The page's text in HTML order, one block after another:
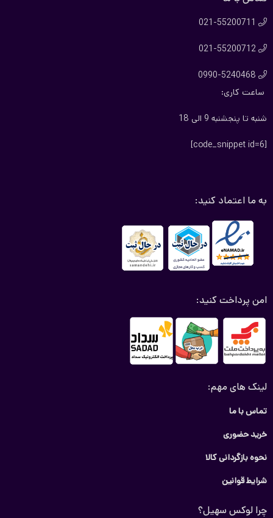

021-55200711

021-55200712

0990-5240468
ساعت کاری:
شنبه تا پنجشنبه 9 الی 18
[code_snippet id=6]
به ما اعتماد کنید:
امن پرداخت کنید:
لینک های مهم:
تماس با ما
خرید حضوری
نحوه بازگردانی کالا
شرایط قوانین
چرا لوکس سهیل؟